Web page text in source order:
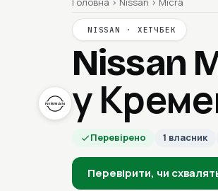
NISSAN · ХЕТЧБЕК
Nissan
у
Перевірено 1 власник
Перевірити, чи